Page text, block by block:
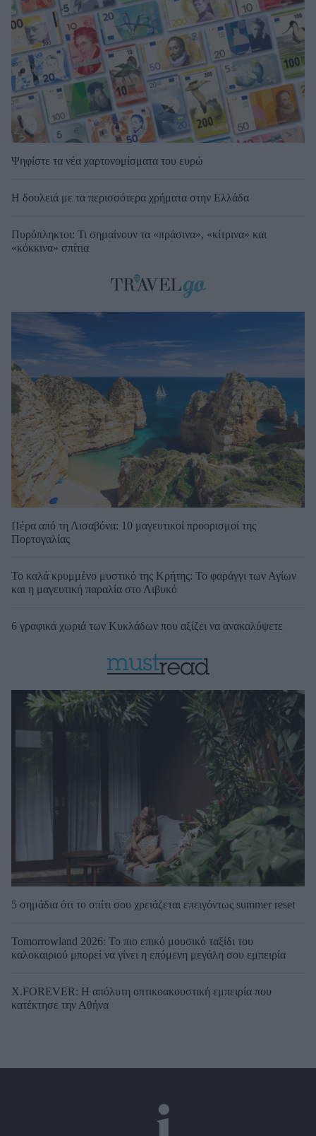
Ψηφίστε τα νέα χαρτονομίσματα του ευρώ
Η δουλειά με τα περισσότερα χρήματα στην Ελλάδα
Πυρόπληκτοι: Τι σημαίνουν τα «πράσινα», «κίτρινα» και
«κόκκινα» σπίτια
Πέρα από τη Λισαβόνα: 10 μαγευτικοί προορισμοί της
Πορτογαλίας
Το καλά κρυμμένο μυστικό της Κρήτης: Το φαράγγι των Αγίων
και η μαγευτική παραλία στο Λιβυκό
6 γραφικά χωριά των Κυκλάδων που αξίζει να ανακαλύψετε
5 σημάδια ότι το σπίτι σου χρειάζεται επειγόντως summer reset
Tomorrowland 2026: Το πιο επικό μουσικό ταξίδι του
καλοκαιριού μπορεί να γίνει η επόμενη μεγάλη σου εμπειρία
X.FOREVER: Η απόλυτη οπτικοακουστική εμπειρία που
κατέκτησε την Αθήνα